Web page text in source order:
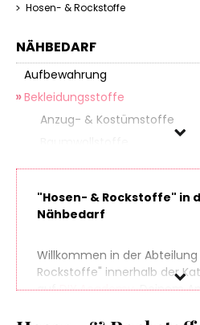
Hosen- & Rockstoffe
NÄHBEDARF
Aufbewahrung
Bekleidungsstoffe
Anzug- & Kostümstoffe
Bündchenstoffe
Cordstoffe
Flanellstoffe
Fleecestoffe
Futterstoffe
"Hosen- & Rockstoffe" in
Nähbedarf
Willkommen in der
Rockstoffe" innerhalb der
aufDIY.Academy, Deinem